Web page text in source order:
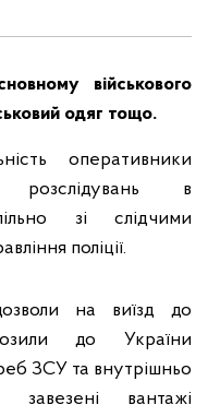
військового
одяг тощо.
оперативники
розслідувань в
зі слідчими
поліції.
на виїзд до
до України
ЗСУ та внутрішньо
завезені вантажі